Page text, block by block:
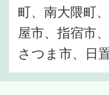
町、南大隈町
屋市、指宿市
さつま市、日